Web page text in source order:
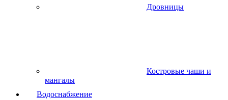
Дровницы
Костровые чаши и
мангалы
Водоснабжение